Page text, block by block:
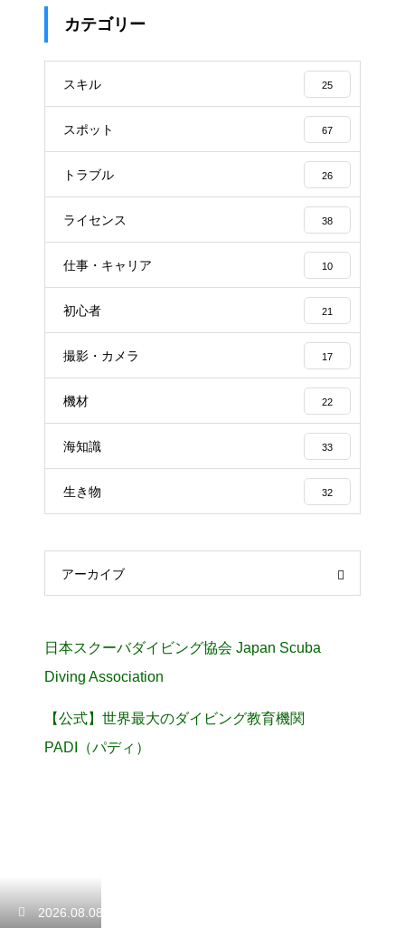
カテゴリー
スキル 25
スポット 67
トラブル 26
ライセンス 38
仕事・キャリア 10
初心者 21
撮影・カメラ 17
機材 22
海知識 33
生き物 32
アーカイブ
日本スクーバダイビング協会 Japan Scuba
Diving Association
【公式】世界最大のダイビング教育機関
PADI（パディ）
2026.08.08